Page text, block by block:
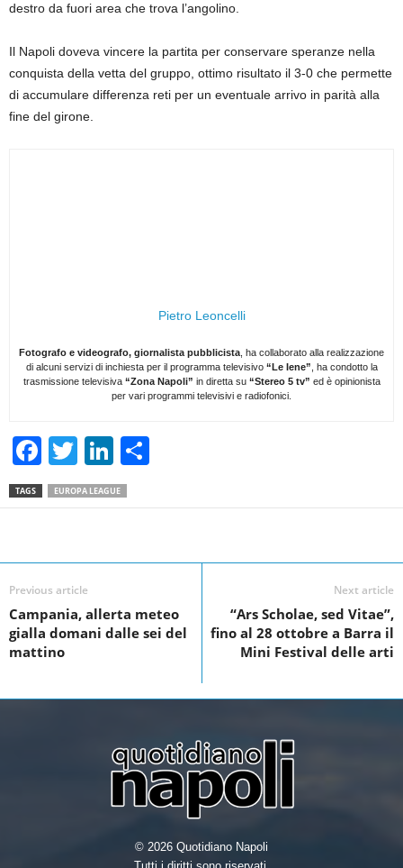
destro da fuori area che trova l’angolino.
Il Napoli doveva vincere la partita per conservare speranze nella
conquista della vetta del gruppo, ottimo risultato il 3-0 che permette
di accumulare differenza reti per un eventuale arrivo in parità alla
fine del girone.
Pietro Leoncelli
Fotografo e videografo, giornalista pubblicista , ha collaborato alla realizzazione
di alcuni servizi di inchiesta per il programma televisivo “Le Iene” , ha condotto la
trasmissione televisiva “Zona Napoli” in diretta su “Stereo 5 tv” ed è opinionista
per vari programmi televisivi e radiofonici.
F
a
c
b
o
o
k
T
wi
tt
Li
n
k
dI
ar
TAGS EUROPA LEAGUE
Previous article
Campania, allerta meteo
gialla domani dalle sei del
mattino
Next article
“Ars Scholae, sed Vitae”,
fino al 28 ottobre a Barra il
Mini Festival delle arti
© 2026 Quotidiano Napoli